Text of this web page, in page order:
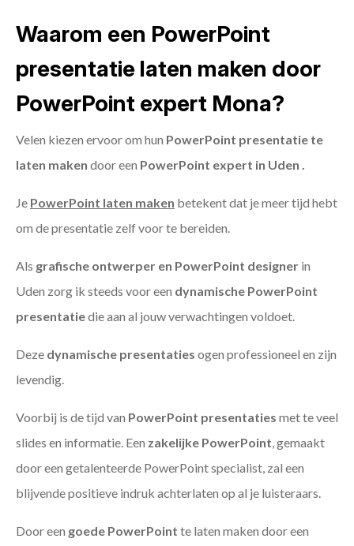
Waarom een PowerPoint
presentatie laten maken door
PowerPoint expert Mona?
Velen kiezen ervoor om hun PowerPoint presentatie te
laten maken door een PowerPoint expert in Uden .
Je PowerPoint laten maken betekent dat je meer tijd hebt
om de presentatie zelf voor te bereiden.
Als grafische ontwerper en PowerPoint designer in
Uden zorg ik steeds voor een dynamische PowerPoint
presentatiedie aan al jouw verwachtingen voldoet.
Deze dynamische presentaties ogen professioneel en zijn
levendig.
Voorbij is de tijd van PowerPoint presentaties met te veel
slides en informatie. Een zakelijke PowerPoint, gemaakt
door een getalenteerde PowerPoint specialist, zal een
blijvende positieve indruk achterlaten op al je luisteraars.
Door een goede PowerPoint te laten maken door een